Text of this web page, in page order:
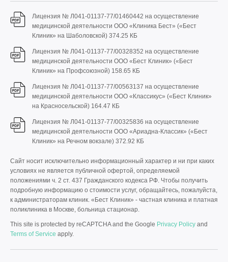
Лицензия № Л041-01137-77/01460442 на осуществление
медицинской деятельности ООО «Клиника Бест» («Бест
Клиник» на Шаболовской) 374.25 КБ
Лицензия № Л041-01137-77/00328352 на осуществление
медицинской деятельности ООО «Бест Клиник» («Бест
Клиник» на Профсоюзной) 158.65 КБ
Лицензия № Л041-01137-77/00563137 на осуществление
медицинской деятельности ООО «Классикус» («Бест Клиник»
на Красносельской) 164.47 КБ
Лицензия № Л041-01137-77/00325836 на осуществление
медицинской деятельности ООО «Ариадна-Классик» («Бест
Клиник» на Речном вокзале) 372.92 КБ
Сайт носит исключительно информационный характер и ни при каких
условиях не является публичной офертой, определяемой
положениями ч. 2 ст. 437 Гражданского кодекса РФ. Чтобы получить
подробную информацию о стоимости услуг, обращайтесь, пожалуйста,
к администраторам клиник. «Бест Клиник» - частная клиника и платная
поликлиника в Москве, больница стационар.
This site is protected by reCAPTCHA and the Google Privacy Policy and
Terms of Service apply.